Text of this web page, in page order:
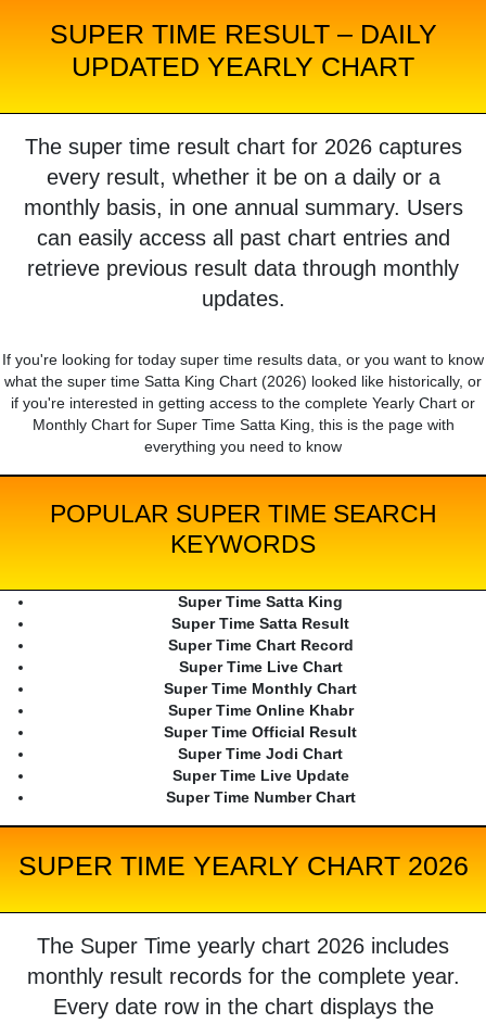
SUPER TIME RESULT – DAILY
UPDATED YEARLY CHART
The super time result chart for 2026 captures
every result, whether it be on a daily or a
monthly basis, in one annual summary. Users
can easily access all past chart entries and
retrieve previous result data through monthly
updates.
If you're looking for today super time results data, or you want to know
what the super time Satta King Chart (2026) looked like historically, or
if you're interested in getting access to the complete Yearly Chart or
Monthly Chart for Super Time Satta King, this is the page with
everything you need to know
POPULAR SUPER TIME SEARCH
KEYWORDS
Super Time Satta King
Super Time Satta Result
Super Time Chart Record
Super Time Live Chart
Super Time Monthly Chart
Super Time Online Khabr
Super Time Official Result
Super Time Jodi Chart
Super Time Live Update
Super Time Number Chart
SUPER TIME YEARLY CHART 2026
The Super Time yearly chart 2026 includes
monthly result records for the complete year.
Every date row in the chart displays the